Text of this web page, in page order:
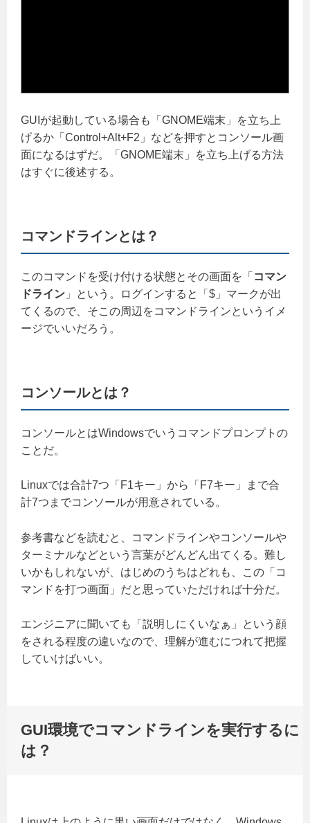
GUIが起動している場合も「GNOME端末」を立ち上
げるか「Control+Alt+F2」などを押すとコンソール画
面になるはずだ。「GNOME端末」を立ち上げる方法
はすぐに後述する。
コマンドラインとは？
このコマンドを受け付ける状態とその画面を「 コマン
ドライン 」という。ログインすると「$」マークが出
てくるので、そこの周辺をコマンドラインというイメ
ージでいいだろう。
コンソールとは？
コンソールとはWindowsでいうコマンドプロンプトの
ことだ。
Linuxでは合計7つ「F1キー」から「F7キー」まで合
計7つまでコンソールが用意されている。
参考書などを読むと、コマンドラインやコンソールや
ターミナルなどという言葉がどんどん出てくる。難し
いかもしれないが、はじめのうちはどれも、この「コ
マンドを打つ画面」だと思っていただければ十分だ。
エンジニアに聞いても「説明しにくいなぁ」という顔
をされる程度の違いなので、理解が進むにつれて把握
していけばいい。
GUI環境でコマンドラインを実行するに
は？